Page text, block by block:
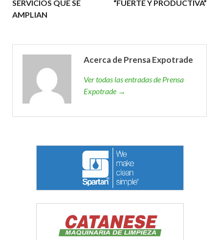
SERVICIOS QUE SE
AMPLIAN
“FUERTE Y PRODUCTIVA”
Acerca de Prensa Expotrade
Ver todas las entradas de Prensa
Expotrade →